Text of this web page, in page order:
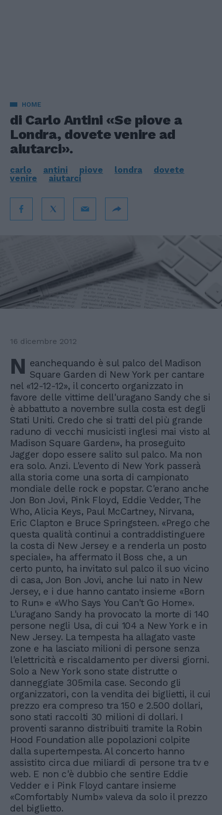
HOME
di Carlo Antini «Se piove a
Londra, dovete venire ad
aiutarci».
carlo antini piove londra
dovete
venire
aiutarci
16 dicembre 2012
N eanchequando è sul palco del Madison
Square Garden di New York per cantare
nel «12-12-12», il concerto organizzato in
favore delle vittime dell'uragano Sandy che si
è abbattuto a novembre sulla costa est degli
Stati Uniti. Credo che si tratti del più grande
raduno di vecchi musicisti inglesi mai visto al
Madison Square Garden», ha proseguito
Jagger dopo essere salito sul palco. Ma non
era solo. Anzi. L'evento di New York passerà
alla storia come una sorta di campionato
mondiale delle rock e popstar. C'erano anche
Jon Bon Jovi, Pink Floyd, Eddie Vedder, The
Who, Alicia Keys, Paul McCartney, Nirvana,
Eric Clapton e Bruce Springsteen. «Prego che
questa qualità continui a contraddistinguere
la costa di New Jersey e a renderla un posto
speciale», ha affermato il Boss che, a un
certo punto, ha invitato sul palco il suo vicino
di casa, Jon Bon Jovi, anche lui nato in New
Jersey, e i due hanno cantato insieme «Born
to Run» e «Who Says You Can't Go Home».
L'uragano Sandy ha provocato la morte di 140
persone negli Usa, di cui 104 a New York e in
New Jersey. La tempesta ha allagato vaste
zone e ha lasciato milioni di persone senza
l'elettricità e riscaldamento per diversi giorni.
Solo a New York sono state distrutte o
danneggiate 305mila case. Secondo gli
organizzatori, con la vendita dei biglietti, il cui
prezzo era compreso tra 150 e 2.500 dollari,
sono stati raccolti 30 milioni di dollari. I
proventi saranno distribuiti tramite la Robin
Hood Foundation alle popolazioni colpite
dalla supertempesta. Al concerto hanno
assistito circa due miliardi di persone tra tv e
web. E non c'è dubbio che sentire Eddie
Vedder e i Pink Floyd cantare insieme
«Comfortably Numb» valeva da solo il prezzo
del biglietto.